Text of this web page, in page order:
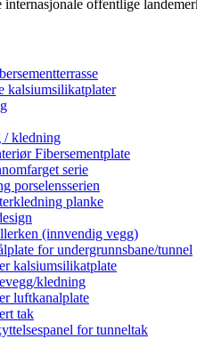
offentlige
kalsiumsilikatplater
/ kledning
Fibersementplate
serie
porselensserien
planke
(innvendig vegg)
for undergrunnsbane/tunnel
kalsiumsilikatplate
kledning
luftkanalplate
tak
for tunneltak